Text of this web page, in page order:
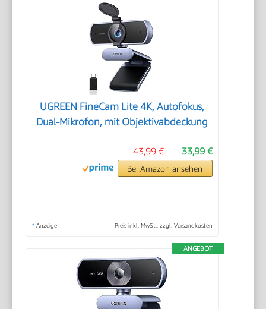
UGREEN FineCam Lite 4K, Autofokus,
Dual-Mikrofon, mit Objektivabdeckung
33,99 €
43,99 €
Bei Amazon ansehen
* Anzeige Preis inkl. MwSt., zzgl. Versandkosten
ANGEBOT